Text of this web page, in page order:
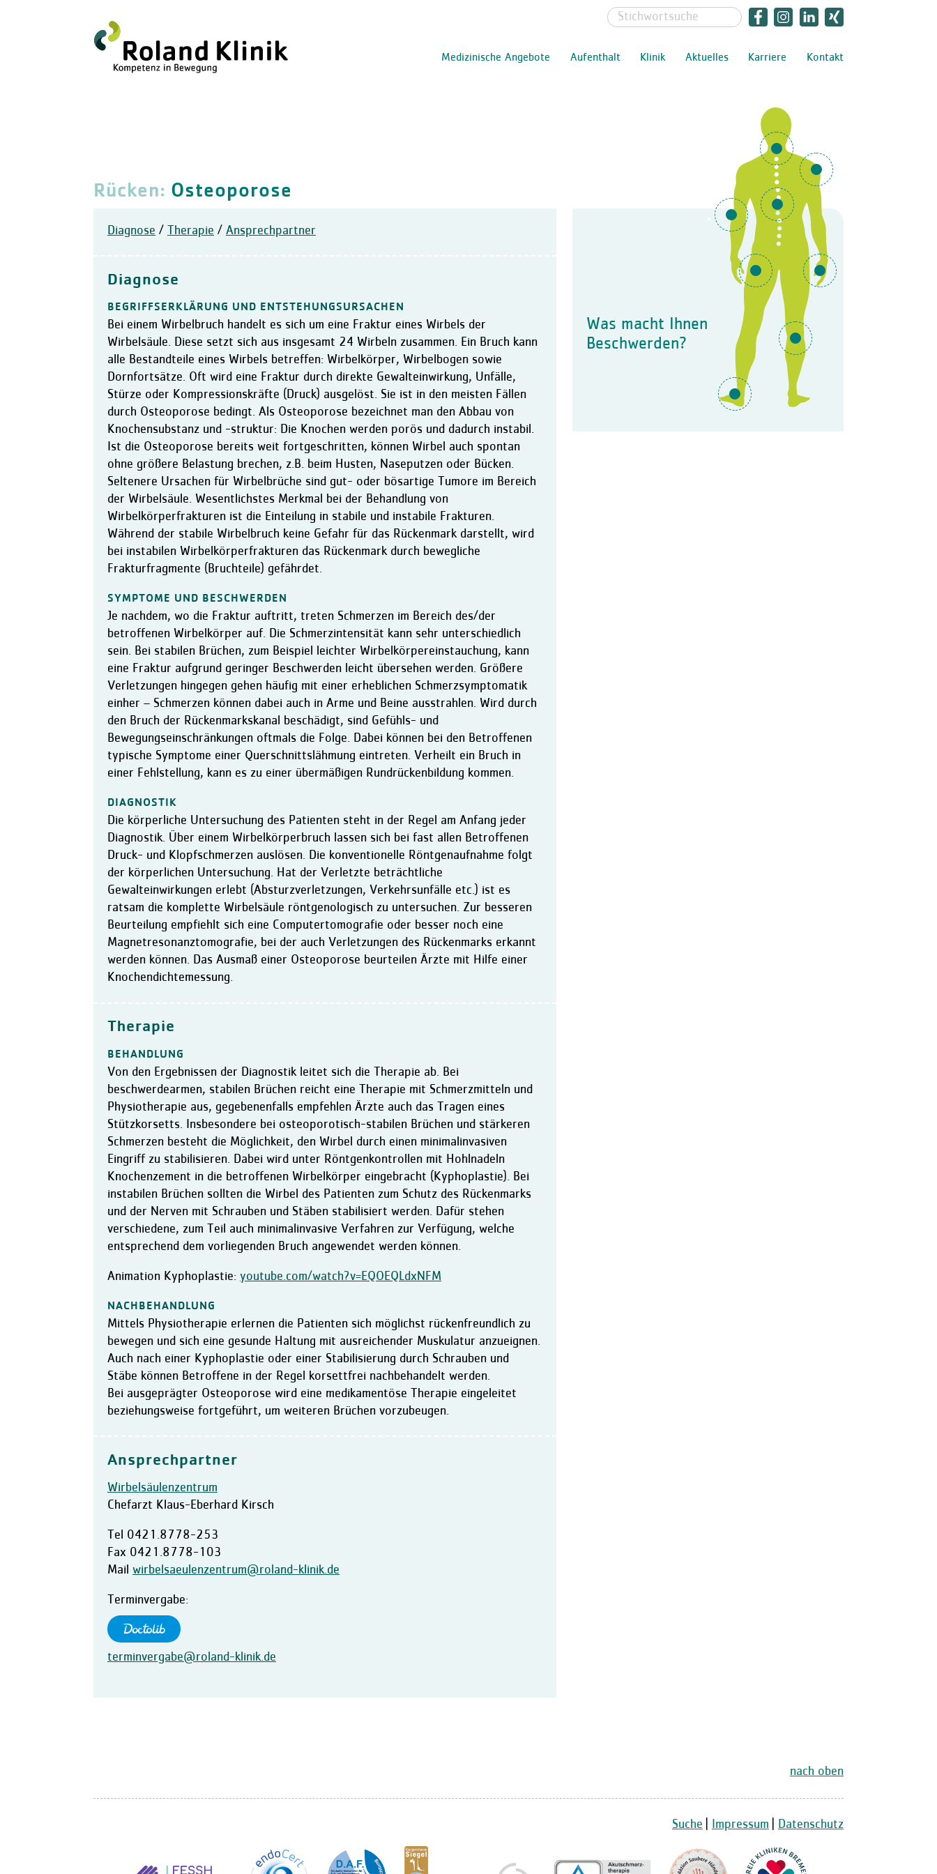
Rücken: Osteoporose
Diagnose / Therapie / Ansprechpartner
Diagnose
BEGRIFFSERKLÄRUNG UND ENTSTEHUNGSURSACHEN
Bei einem Wirbelbruch handelt es sich um eine Fraktur eines Wirbels der
Wirbelsäule. Diese setzt sich aus insgesamt 24 Wirbeln zusammen. Ein Bruch kann
alle Bestandteile eines Wirbels betreffen: Wirbelkörper, Wirbelbogen sowie
Dornfortsätze. Oft wird eine Fraktur durch direkte Gewalteinwirkung, Unfälle,
Stürze oder Kompressionskräfte (Druck) ausgelöst. Sie ist in den meisten Fällen
durch Osteoporose bedingt. Als Osteoporose bezeichnet man den Abbau von
Knochensubstanz und -struktur: Die Knochen werden porös und dadurch instabil.
Ist die Osteoporose bereits weit fortgeschritten, können Wirbel auch spontan
ohne größere Belastung brechen, z.B. beim Husten, Naseputzen oder Bücken.
Seltenere Ursachen für Wirbelbrüche sind gut- oder bösartige Tumore im Bereich
der Wirbelsäule. Wesentlichstes Merkmal bei der Behandlung von
Wirbelkörperfrakturen ist die Einteilung in stabile und instabile Frakturen.
Während der stabile Wirbelbruch keine Gefahr für das Rückenmark darstellt, wird
bei instabilen Wirbelkörperfrakturen das Rückenmark durch bewegliche
Frakturfragmente (Bruchteile) gefährdet.
SYMPTOME UND BESCHWERDEN
Je nachdem, wo die Fraktur auftritt, treten Schmerzen im Bereich des/der
betroffenen Wirbelkörper auf. Die Schmerzintensität kann sehr unterschiedlich
sein. Bei stabilen Brüchen, zum Beispiel leichter Wirbelkörpereinstauchung, kann
eine Fraktur aufgrund geringer Beschwerden leicht übersehen werden. Größere
Verletzungen hingegen gehen häufig mit einer erheblichen Schmerzsymptomatik
einher – Schmerzen können dabei auch in Arme und Beine ausstrahlen. Wird durch
den Bruch der Rückenmarkskanal beschädigt, sind Gefühls- und
Bewegungseinschränkungen oftmals die Folge. Dabei können bei den Betroffenen
typische Symptome einer Querschnittslähmung eintreten. Verheilt ein Bruch in
einer Fehlstellung, kann es zu einer übermäßigen Rundrückenbildung kommen.
DIAGNOSTIK
Die körperliche Untersuchung des Patienten steht in der Regel am Anfang jeder
Diagnostik. Über einem Wirbelkörperbruch lassen sich bei fast allen Betroffenen
Druck- und Klopfschmerzen auslösen. Die konventionelle Röntgenaufnahme folgt
der körperlichen Untersuchung. Hat der Verletzte beträchtliche
Gewalteinwirkungen erlebt (Absturzverletzungen, Verkehrsunfälle etc.) ist es
ratsam die komplette Wirbelsäule röntgenologisch zu untersuchen. Zur besseren
Beurteilung empfiehlt sich eine Computertomografie oder besser noch eine
Magnetresonanztomografie, bei der auch Verletzungen des Rückenmarks erkannt
werden können. Das Ausmaß einer Osteoporose beurteilen Ärzte mit Hilfe einer
Knochendichtemessung.
Therapie
BEHANDLUNG
Von den Ergebnissen der Diagnostik leitet sich die Therapie ab. Bei
beschwerdearmen, stabilen Brüchen reicht eine Therapie mit Schmerzmitteln und
Physiotherapie aus, gegebenenfalls empfehlen Ärzte auch das Tragen eines
Stützkorsetts. Insbesondere bei osteoporotisch-stabilen Brüchen und stärkeren
Schmerzen besteht die Möglichkeit, den Wirbel durch einen minimalinvasiven
Eingriff zu stabilisieren. Dabei wird unter Röntgenkontrollen mit Hohlnadeln
Knochenzement in die betroffenen Wirbelkörper eingebracht (Kyphoplastie). Bei
instabilen Brüchen sollten die Wirbel des Patienten zum Schutz des Rückenmarks
und der Nerven mit Schrauben und Stäben stabilisiert werden. Dafür stehen
verschiedene, zum Teil auch minimalinvasive Verfahren zur Verfügung, welche
entsprechend dem vorliegenden Bruch angewendet werden können.
Animation Kyphoplastie: youtube.com/watch?v=EQOEQLdxNFM
NACHBEHANDLUNG
Mittels Physiotherapie erlernen die Patienten sich möglichst rückenfreundlich zu
bewegen und sich eine gesunde Haltung mit ausreichender Muskulatur anzueignen.
Auch nach einer Kyphoplastie oder einer Stabilisierung durch Schrauben und
Stäbe können Betroffene in der Regel korsettfrei nachbehandelt werden.
Bei ausgeprägter Osteoporose wird eine medikamentöse Therapie eingeleitet
beziehungsweise fortgeführt, um weiteren Brüchen vorzubeugen.
Ansprechpartner
Wirbelsäulenzentrum
Chefarzt Klaus-Eberhard Kirsch
Tel
0421.8778-253
Fax 0421.8778-103
Mail wirbelsaeulenzentrum@roland-klinik.de
Terminvergabe:
terminvergabe@roland-klinik.de
Was macht Ihnen
Beschwerden?
Suche Impressum Datenschutz
nach oben
Medizinische Angebote Aufenthalt Klinik Aktuelles Karriere Kontakt